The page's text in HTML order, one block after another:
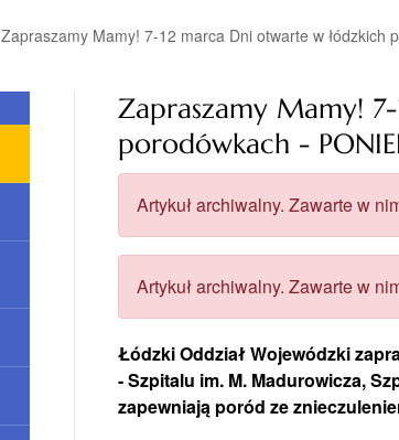
Zapraszamy Mamy! 7-12 marca Dni otwarte w łódzkich
Zapraszamy Mamy!
porodówkach -
Artykuł archiwalny. Zawarte w
Artykuł archiwalny. Zawarte w
Łódzki Oddział Wojewódzki
- Szpitalu im. M. Madurowicza,
zapewniają poród ze